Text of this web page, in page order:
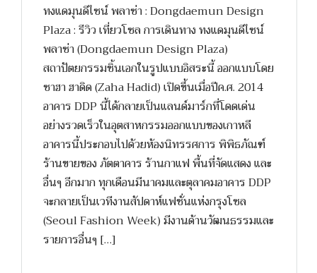
ทงแดมุนดีไซน์ พลาซ่า : Dongdaemun Design
Plaza : รีวิว เที่ยวโซล การเดินทาง ทงแดมุนดีไซน์
พลาซ่า (Dongdaemun Design Plaza)
สถาปัตยกรรมชิ้นเอกในรูปแบบอิสระนี้ ออกแบบโดย
ซาฮา ฮาดิด (Zaha Hadid) เปิดขึ้นเมื่อปีค.ศ. 2014
อาคาร DDP นี้ได้กลายเป็นแลนด์มาร์กที่โดดเด่น
อย่างรวดเร็วในอุตสาหกรรมออกแบบของเกาหลี
อาคารนี้ประกอบไปด้วยห้องนิทรรศการ พิพิธภัณฑ์
ร้านขายของ ภัตตาคาร ร้านกาแฟ พื้นที่จัดแสดง และ
อื่นๆ อีกมาก ทุกเดือนมีนาคมและตุลาคมอาคาร DDP
จะกลายเป็นเวทีงานสัปดาห์แฟชั่นแห่งกรุงโซล
(Seoul Fashion Week) มีงานด้านวัฒนธรรมและ
รายการอื่นๆ […]